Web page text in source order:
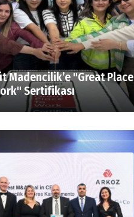
Madencilik’e "Great Place
Sertifikası